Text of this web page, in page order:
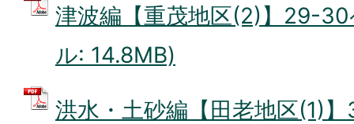
津波編【重茂地区(2)】29-
ル: 14.8MB)
洪水・土砂編【田老地区(1)